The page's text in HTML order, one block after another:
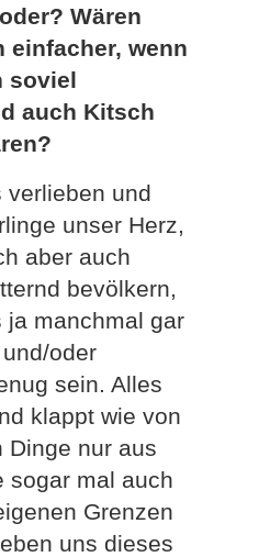
Wären
einfacher, wenn
soviel
auch Kitsch
verlieben und
unser Herz,
aber auch
bevölkern,
ja manchmal gar
oder
sein. Alles
klappt wie von
Dinge nur aus
sogar mal auch
Grenzen
uns dieses